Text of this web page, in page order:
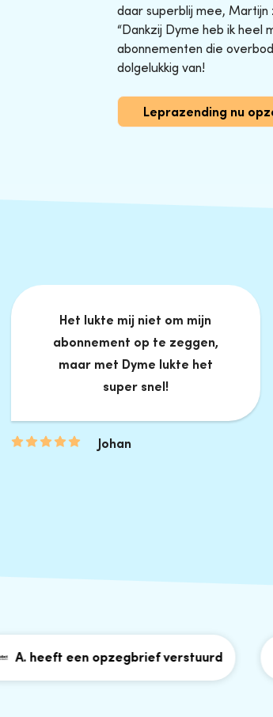
daar superblij mee,
“Dankzij Dyme heb ik heel
abonnementen die
dolgelukkig van!
Leprazending nu
Het lukte mij niet om mijn
abonnement op te zeggen,
maar met Dyme lukte het
super snel!
Johan
heeft een opzegbrief verstuurd